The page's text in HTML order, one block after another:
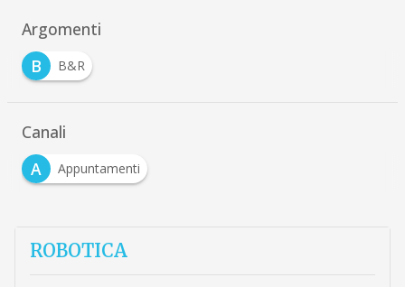
Argomenti
B
B&R
Canali
A
Appuntamenti
ROBOTICA